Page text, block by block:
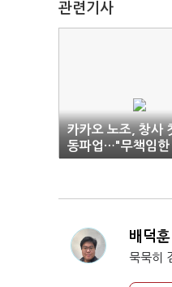
관련기사
카카오 노조, 창사
동파업…"무책임한
진 퇴진하라"
배덕훈
묵묵히